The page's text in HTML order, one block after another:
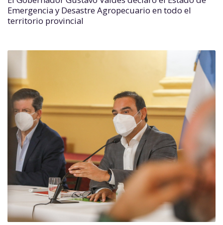
Emergencia y Desastre Agropecuario en todo el
territorio provincial